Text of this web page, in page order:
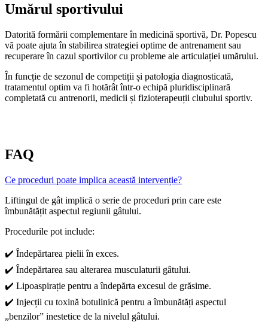
Umărul sportivului
Datorită formării complementare în medicină sportivă, Dr. Popescu
vă poate ajuta în stabilirea strategiei optime de antrenament sau
recuperare în cazul sportivilor cu probleme ale articulației umărului.
În funcție de sezonul de competiții și patologia diagnosticată,
tratamentul optim va fi hotărât într-o echipă pluridisciplinară
completată cu antrenorii, medicii și fizioterapeuții clubului sportiv.
FAQ
Ce proceduri poate implica această intervenție?
Liftingul de gât implică o serie de proceduri prin care este
îmbunătățit aspectul regiunii gâtului.
Procedurile pot include:
✔️ Îndepărtarea pielii în exces.
✔️ Îndepărtarea sau alterarea musculaturii gâtului.
✔️ Lipoaspirație pentru a îndepărta excesul de grăsime.
✔️ Injecții cu toxină botulinică pentru a îmbunătăți aspectul
„benzilor” inestetice de la nivelul gâtului.